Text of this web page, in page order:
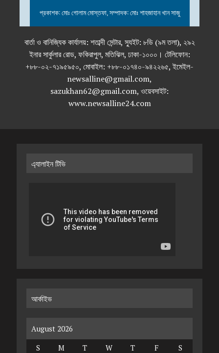
প্রকাশক: মোঃ গোলাম মোস্তফা, সম্পাদক: মোঃ শাহজাহান খান সাজু
বার্তা ও বানিজ্যিক কার্যালয়: শতাব্দী সেন্টার, স্যুইট: ৮ডি (৯ম তলা), ২৯২
ইনার সার্কুলার রোড, ফকিরাপুল, মতিঝিল, ঢাকা-১০০০। টেলিফোন:
+৮৮-০২-৭১৯৫৯৫০, মোবাইল: +৮৮-০১৭৪০-৯৪২২৬৫, ইমেইল-
newsalline@gmail.com,
sazukhan62@gmail.com, ওয়েবসাইট:
www.newsalline24.com
এ্যালাইন টিভি
আর্কাইভ
August 2026
S
M T W T F S